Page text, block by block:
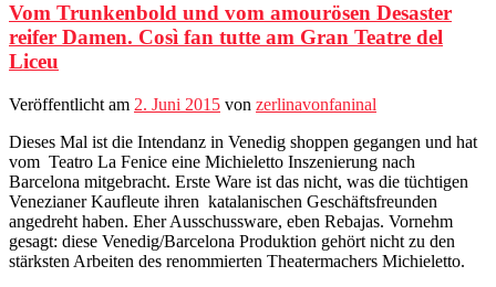
Vom Trunkenbold und vom amourösen Desaster
reifer Damen. Così fan tutte am Gran Teatre del
Liceu
Veröffentlicht am 2. Juni 2015 von zerlinavonfaninal
Dieses Mal ist die Intendanz in Venedig shoppen gegangen und hat
vom Teatro La Fenice eine Michieletto Inszenierung nach
Barcelona mitgebracht. Erste Ware ist das nicht, was die tüchtigen
Venezianer Kaufleute ihren katalanischen Geschäftsfreunden
angedreht haben. Eher Ausschussware, eben Rebajas. Vornehm
gesagt: diese Venedig/Barcelona Produktion gehört nicht zu den
stärksten Arbeiten des renommierten Theatermachers Michieletto.